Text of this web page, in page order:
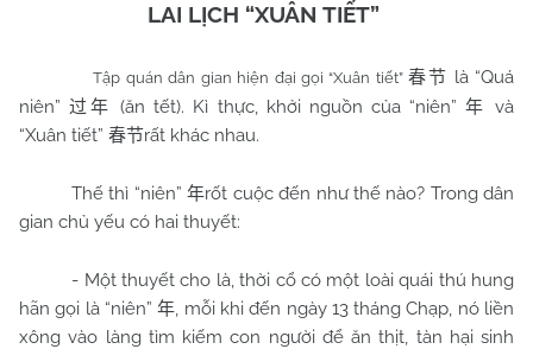
LAI LỊCH “XUÂN TIẾT”
Tập quán dân gian hiện đại gọi “Xuân tiết”春节 là “Quá
niên”过年 (ăn tết). Kì thực, khởi nguồn của “niên” 年
và
“Xuân tiết” 春节rất khác nhau.
Thế thì “niên” 年rốt cuộc đến như thế nào? Trong dân
gian chủ yếu có hai thuyết:
- Một thuyết cho là, thời cổ có một loài quái thú hung
hãn gọi là “niên”年, mỗi khi đến ngày 13 tháng Chạp, nó liền
xông vào làng tìm kiếm con người để ăn thịt, tàn hại sinh